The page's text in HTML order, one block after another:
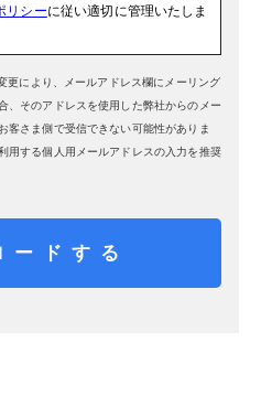
リシーに従い適切に管理いたしま
により、メールアドレス欄にメーリング
、そのアドレスを使用した弊社からのメー
客さま側で受信できない可能性がありま
用する個人用メールアドレスの入力を推奨
ードする